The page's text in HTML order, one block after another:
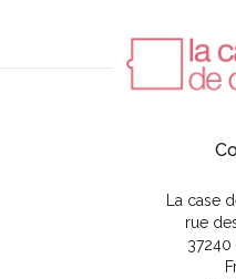
La case
rue
37240